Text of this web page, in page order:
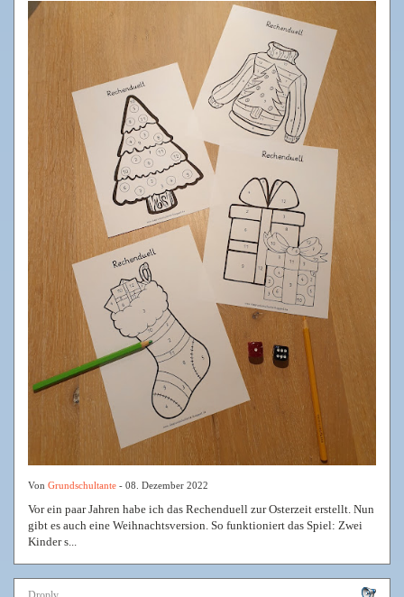
Von Grundschultante - 08. Dezember 2022
Vor ein paar Jahren habe ich das Rechenduell zur Osterzeit erstellt. Nun
gibt es auch eine Weihnachtsversion. So funktioniert das Spiel: Zwei
Kinder s...